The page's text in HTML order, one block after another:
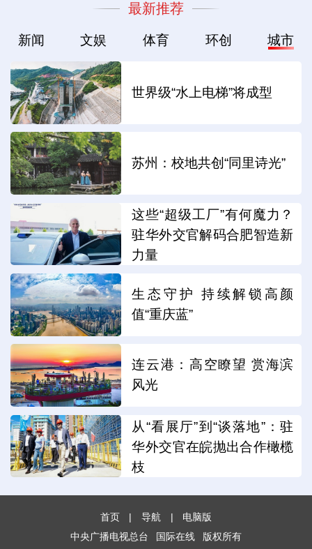
最新推荐
新闻 文娱 体育 环创 城市
世界级“水上电梯”将成型
苏州：校地共创“同里诗光”
这些“超级工厂”有何魔力？
驻华外交官解码合肥智造新
力量
生态守护 持续解锁高颜
值“重庆蓝”
连云港：高空瞭望 赏海滨
风光
从“看展厅”到“谈落地”：驻
华外交官在皖抛出合作橄榄
枝
首页 | 导航 |
电脑版
中央广播电视总台
国际在线 版权所有